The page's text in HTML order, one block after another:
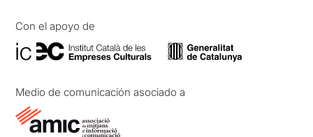
Con el apoyo de
Medio de comunicación asociado a